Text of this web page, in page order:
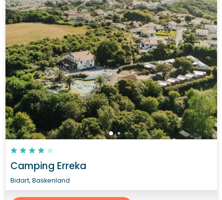
Camping Erreka
Bidart, Baskenland